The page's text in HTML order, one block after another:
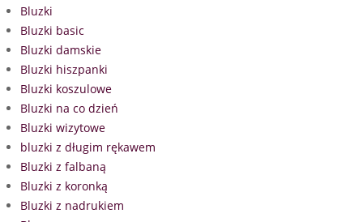
Bluzki
Bluzki basic
Bluzki damskie
Bluzki hiszpanki
Bluzki koszulowe
Bluzki na co dzień
Bluzki wizytowe
bluzki z długim rękawem
Bluzki z falbaną
Bluzki z koronką
Bluzki z nadrukiem